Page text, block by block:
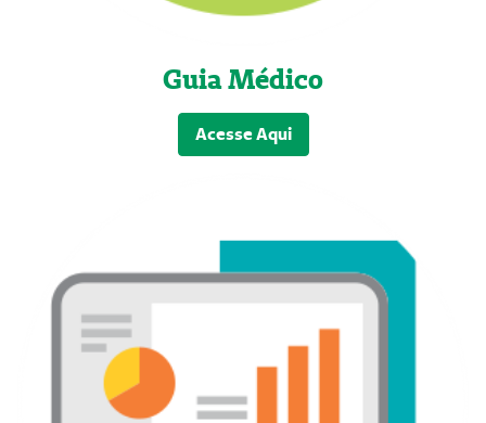
Guia Médico
Acesse Aqui